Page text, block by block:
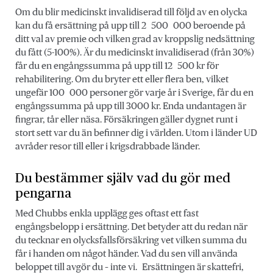
Om du blir medicinskt invalidiserad till följd av en olycka
kan du få ersättning på upp till 2 500 000 beroende på
ditt val av premie och vilken grad av kroppslig nedsättning
du fått (5-100%). Är du medicinskt invalidiserad (från 30%)
får du en engångssumma på upp till 12 500 kr för
rehabilitering. Om du bryter ett eller flera ben, vilket
ungefär 100 000 personer gör varje år i Sverige, får du en
engångssumma på upp till 3000 kr. Enda undantagen är
fingrar, tår eller näsa. Försäkringen gäller dygnet runt i
stort sett var du än befinner dig i världen. Utom i länder UD
avråder resor till eller i krigsdrabbade länder.
Du bestämmer själv vad du gör med
pengarna
Med Chubbs enkla upplägg ges oftast ett fast
engångsbelopp i ersättning. Det betyder att du redan när
du tecknar en olycksfallsförsäkring vet vilken summa du
får i handen om något händer. Vad du sen vill använda
beloppet till avgör du – inte vi. Ersättningen är skattefri,